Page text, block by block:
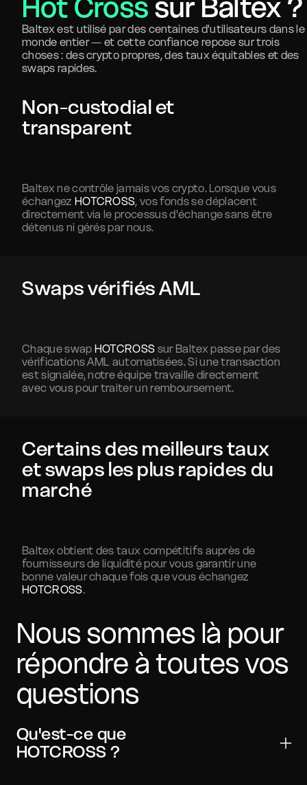
Hot Crosssur Baltex ?
Baltex est utilisé par des centaines d'utilisateurs dans le
monde entier — et cette confiance repose sur trois
choses : des crypto propres, des taux équitables et des
swaps rapides.
Non-custodial et
transparent
Baltex ne contrôle jamais vos crypto. Lorsque vous
échangez HOTCROSS, vos fonds se déplacent
directement via le processus d'échange sans être
détenus ni gérés par nous.
Swaps vérifiés AML
Chaque swap HOTCROSS sur Baltex passe par des
vérifications AML automatisées. Si une transaction
est signalée, notre équipe travaille directement
avec vous pour traiter un remboursement.
Certains des meilleurs taux
et swaps les plus rapides du
marché
Baltex obtient des taux compétitifs auprès de
fournisseurs de liquidité pour vous garantir une
bonne valeur chaque fois que vous échangez
HOTCROSS.
Nous sommes là pour
répondre à toutes vos
questions
Qu'est-ce que
HOTCROSS ?